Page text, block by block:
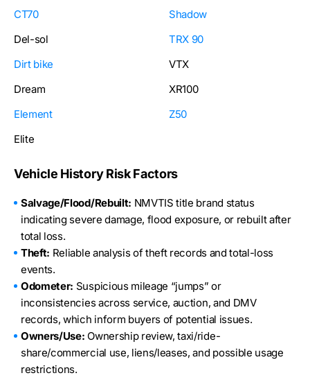
CT70
Del-sol
Dirt bike
Dream
Element
Elite
Shadow
TRX 90
VTX
XR100
Z50
Vehicle History Risk Factors
Salvage/Flood/Rebuilt: NMVTIS title brand status
indicating severe damage, flood exposure, or rebuilt after
total loss.
Theft: Reliable analysis of theft records and total-loss
events.
Odometer: Suspicious mileage “jumps” or
inconsistencies across service, auction, and DMV
records, which inform buyers of potential issues.
Owners/Use: Ownership review, taxi/ride-
share/commercial use, liens/leases, and possible usage
restrictions.